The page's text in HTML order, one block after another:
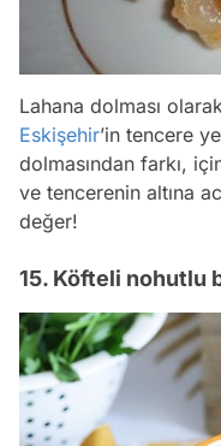
Lahana dolması
Eskişehir’in tencere
dolmasından farkı,
ve tencerenin altına
değer!
15. Köfteli nohutlu